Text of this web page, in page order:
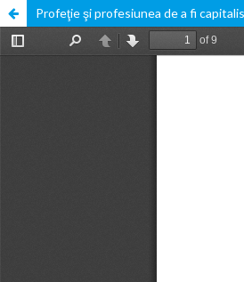
Profeţie şi profesiunea de a fi